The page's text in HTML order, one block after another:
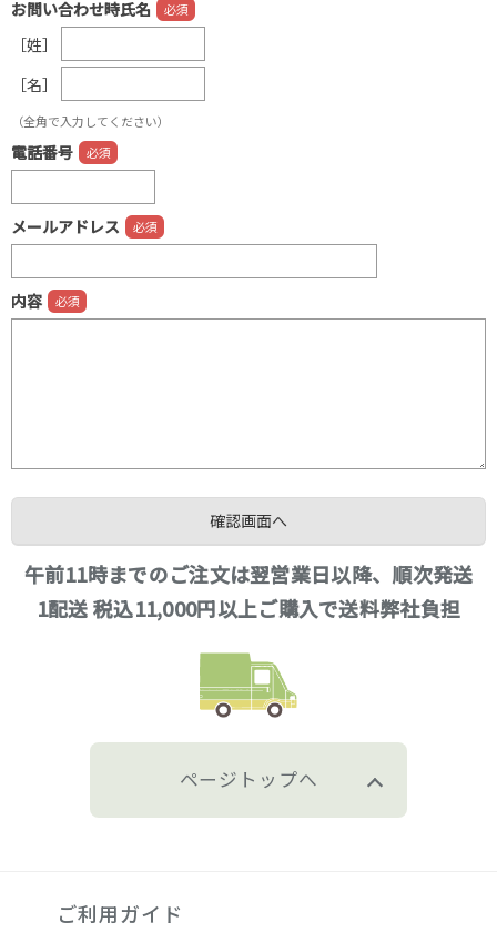
お問い合わせ時氏名
［姓］
［名］
（全角で入力してください）
電話番号
メールアドレス
内容
午前11時までのご注文は翌営業日以降、順次発送
1配送 税込11,000円以上ご購入で送料弊社負担
ページトップへ
ご利用ガイド